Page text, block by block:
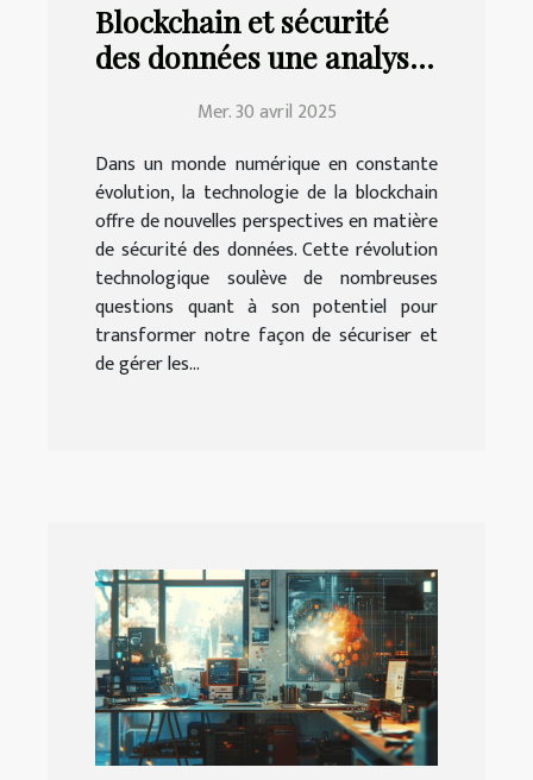
Blockchain et sécurité
des données une analyse
technologies émergentes
Mer. 30 avril 2025
Dans un monde numérique en constante
évolution, la technologie de la blockchain
offre de nouvelles perspectives en matière
de sécurité des données. Cette révolution
technologique soulève de nombreuses
questions quant à son potentiel pour
transformer notre façon de sécuriser et
de gérer les...